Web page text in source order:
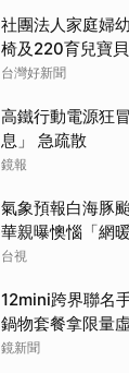
社團法人家庭婦
椅及220育兒寶
台灣好新聞
高鐵行動電源狂
息」 急疏散
鏡報
氣象預報白海豚
華親曝懊惱「網暖
台視
12mini跨界聯名
鍋物套餐拿限量
鏡新聞